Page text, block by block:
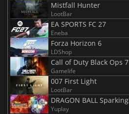
Mistfall Hunter
LootBar
EA SPORTS FC 27
Eneba
Forza Horizon 6
LDShop
Call of Duty Black Ops 7
Gamelife
007 First Light
LootBar
Yuplay